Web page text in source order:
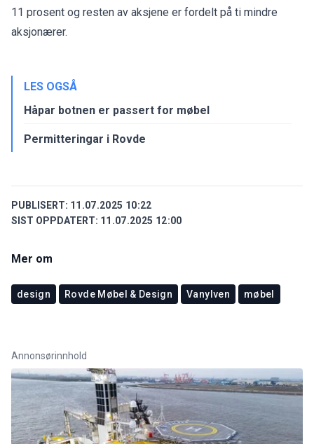
11 prosent og resten av aksjene er fordelt på ti mindre
aksjonærer.
LES OGSÅ
Håpar botnen er passert for møbel
Permitteringar i Rovde
PUBLISERT: 11.07.2025 10:22
SIST OPPDATERT: 11.07.2025 12:00
Mer om
design Rovde Møbel & Design Vanylven møbel
Annonsørinnhold